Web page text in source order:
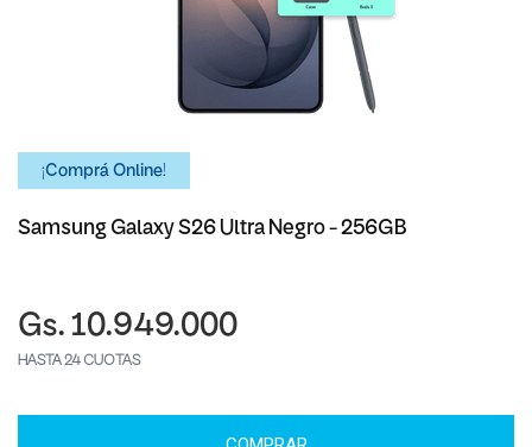
¡Comprá Online!
Samsung Galaxy S26 Ultra Negro - 256GB
Gs. 10.949.000
HASTA 24 CUOTAS